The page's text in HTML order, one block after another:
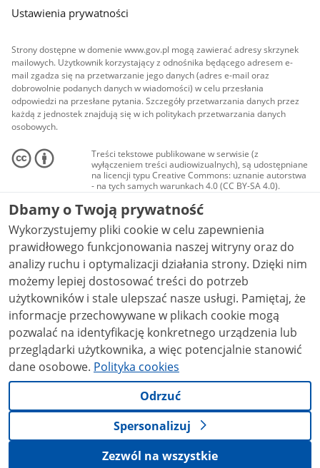
Ustawienia prywatności
Strony dostępne w domenie www.gov.pl mogą zawierać adresy skrzynek
mailowych. Użytkownik korzystający z odnośnika będącego adresem e-
mail zgadza się na przetwarzanie jego danych (adres e-mail oraz
dobrowolnie podanych danych w wiadomości) w celu przesłania
odpowiedzi na przesłane pytania. Szczegóły przetwarzania danych przez
każdą z jednostek znajdują się w ich politykach przetwarzania danych
osobowych.
Treści tekstowe publikowane w serwisie (z
wyłączeniem treści audiowizualnych), są udostępniane
na licencji typu Creative Commons: uznanie autorstwa
- na tych samych warunkach 4.0 (CC BY-SA 4.0).
Materiały audiowizualne, w tym zdjęcia, materiały
audio i wideo, są udostępniane na licencji typu
Creative Commons: uznanie autorstwa użycie
niekomercyjne - bez utworów zależnych 4.0 (CC BY-
NC-ND 4.0), o ile nie jest to stwierdzone inaczej.
Dbamy o Twoją prywatność
Wykorzystujemy pliki cookie w celu zapewnienia
prawidłowego funkcjonowania naszej witryny oraz do
analizy ruchu i optymalizacji działania strony. Dzięki nim
możemy lepiej dostosować treści do potrzeb
użytkowników i stale ulepszać nasze usługi. Pamiętaj, że
informacje przechowywane w plikach cookie mogą
pozwalać na identyfikację konkretnego urządzenia lub
przeglądarki użytkownika, a więc potencjalnie stanowić
dane osobowe. Polityka cookies
Odrzuć
Spersonalizuj
Zezwól na wszystkie